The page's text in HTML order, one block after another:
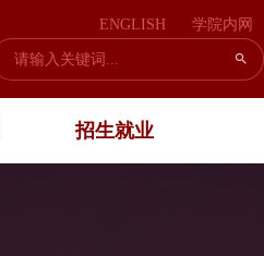
ENGLISH 学院内网
招生就业